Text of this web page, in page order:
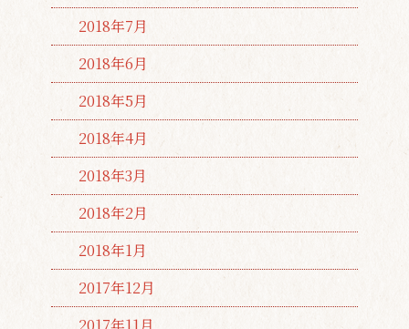
2018年7月
2018年6月
2018年5月
2018年4月
2018年3月
2018年2月
2018年1月
2017年12月
2017年11月